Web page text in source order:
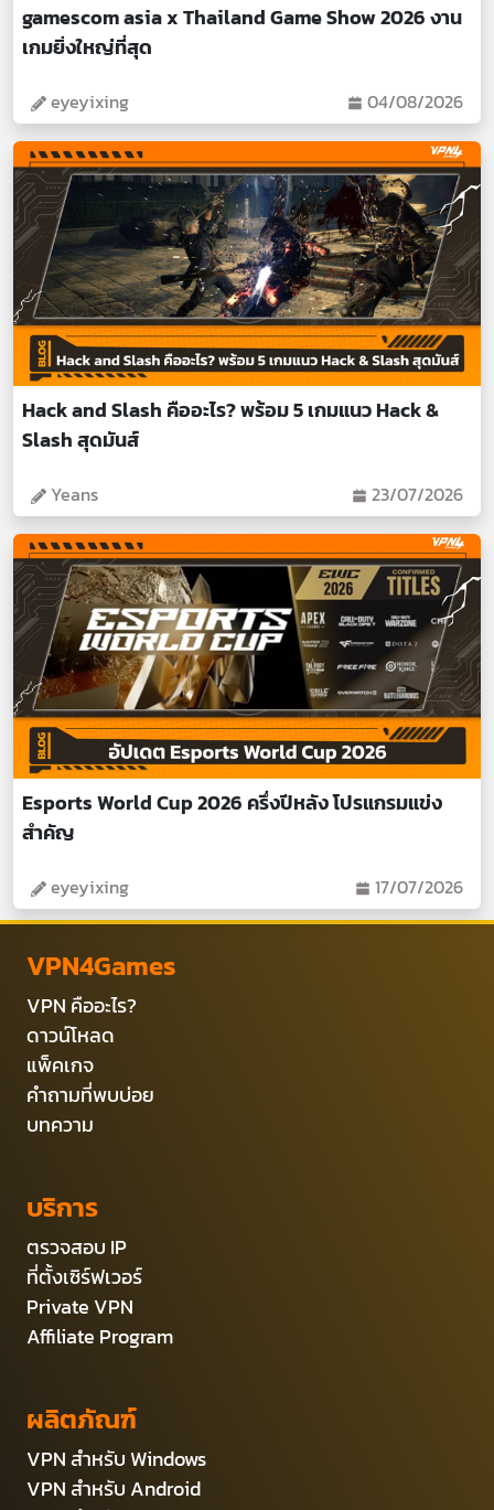
gamescom asia x Thailand Game Show 2026 งาน
เกมยิ่งใหญ่ที่สุด
eyeyixing 04/08/2026
Hack and Slash คืออะไร? พร้อม 5 เกมแนว Hack &
Slash สุดมันส์
Yeans 23/07/2026
Esports World Cup 2026 ครึ่งปีหลัง โปรแกรมแข่ง
สำคัญ
eyeyixing 17/07/2026
VPN4Games
VPN คืออะไร?
ดาวน์โหลด
แพ็คเกจ
คำถามที่พบบ่อย
บทความ
บริการ
ตรวจสอบ IP
ที่ตั้งเซิร์ฟเวอร์
Private VPN
Affiliate Program
ผลิตภัณฑ์
VPN สำหรับ Windows
VPN สำหรับ Android